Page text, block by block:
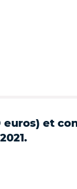
euros) et